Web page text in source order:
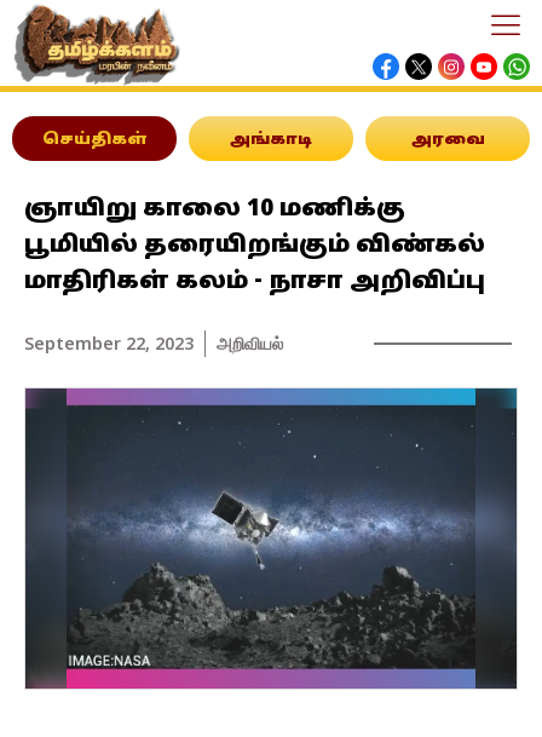
செய்திகள் அங்காடி அரவை
ஞாயிறு காலை 10 மணிக்கு
பூமியில் தரையிறங்கும் விண்கல்
மாதிரிகள் கலம் - நாசா அறிவிப்பு
September 22, 2023 அறிவியல்